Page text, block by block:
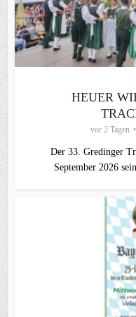
HEUER
vor 2 Tagen
Der 33. Gredinger
September 2026